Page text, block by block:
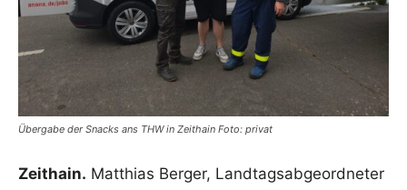
Übergabe der Snacks ans THW in Zeithain Foto: privat
Zeithain. Matthias Berger, Landtagsabgeordneter